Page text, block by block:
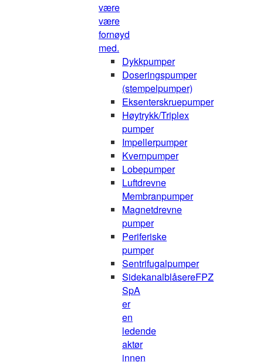
være
være
fornøyd
med.
Dykkpumper
Doseringspumper
(stempelpumper)
Eksenterskruepumper
Høytrykk/Triplex
pumper
Impellerpumper
Kvernpumper
Lobepumper
Luftdrevne
Membranpumper
Magnetdrevne
pumper
Periferiske
pumper
Sentrifugalpumper
SidekanalblåsereFPZ
SpA
er
en
ledende
aktør
innen